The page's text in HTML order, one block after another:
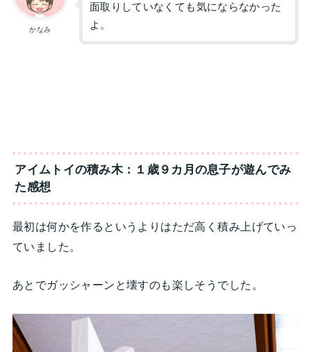
かなみ
面取りしていなくても気にならなかった
よ。
アイムトイの積み木：１歳９カ月の息子が遊んでみ
た感想
最初は何かを作るというよりはただ高く積み上げていっ
ていました。
あとでガッシャーンと壊すのも楽しそうでした。